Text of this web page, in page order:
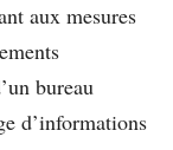
aux mesures
bureau
d’informations